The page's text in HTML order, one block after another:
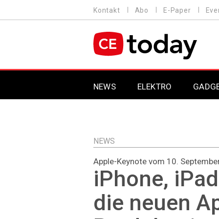
zum
MENU
Kontakt Abo E-Paper
MAIN NAVIGATION
NEWS ELEKTRO
NEWS
Apple-Keynote vom 10.
iPhone,
die neuen